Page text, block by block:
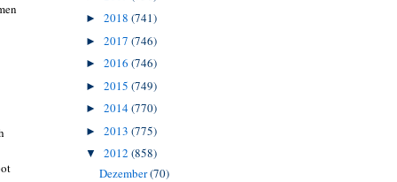
► 2018 (741)
► 2017 (746)
► 2016 (746)
► 2015 (749)
► 2014(770)
► 2013 (775)
▼ 2012 (858)
Dezember(70)